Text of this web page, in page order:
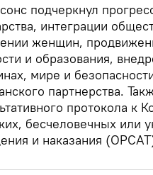
подчеркнул
интеграции
женщин,
и образования,
мире и
партнерства.
протокола к
бесчеловечных или
и наказания